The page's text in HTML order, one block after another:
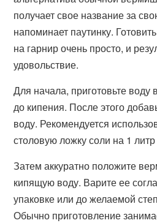
получает свое название за
напоминает паутинку.
на гарнир очень просто, и
удовольствие.
Для начала, приготовьте воду
до кипения. После этого
воду. Рекомендуется
столовую ложку соли на 1
Затем аккуратно положите
кипящую воду. Варите ее
упаковке или до желаемой
Обычно приготовление